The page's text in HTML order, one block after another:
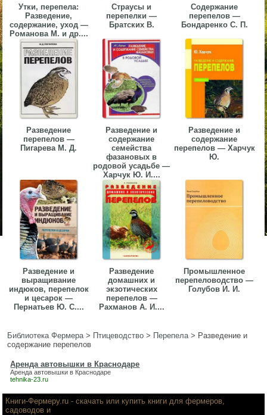
Утки, перепела:
Разведение,
содержание, уход —
Романова М. и др....
Страусы и
перепелки —
Братских В.
Содержание
перепелов —
Бондаренко С. П.
Разведение
перепелов —
Пигарева М. Д.
Разведение и
содержание
семейства
фазановых в
родовой усадьбе —
Харчук Ю. И....
Разведение и
содержание
перепелов — Харчук
Ю.
Разведение и
выращивание
индюков, перепелок
и цесарок —
Пернатьев Ю. С....
Разведение
домашних и
экзотических
перепелов —
Рахманов А. И....
Промышленное
перепеловодство —
Голубов И. И.
Библиотека Фермера> Птицеводство > Перепела> Разведение и
содержание перепелов
Аренда автовышки в Краснодаре
Аренда автовышки в Краснодаре
tehnika-23.ru
▼
Книги-Фермеру.ru - скачать или купить книги для фермеров,
садоводов и